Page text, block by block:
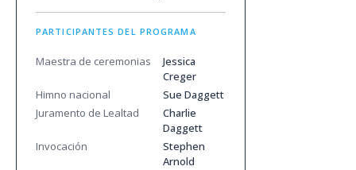
PARTICIPANTES DEL PROGRAMA
Maestra de ceremonias
Jessica
Creger
Himno nacional
Sue Daggett
Juramento de Lealtad
Charlie
Daggett
Invocación
Stephen
Arnold